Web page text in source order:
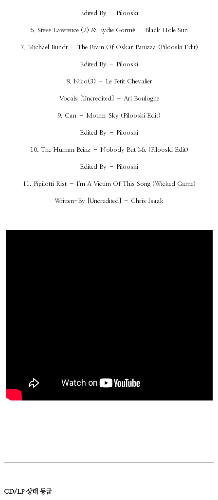
Edited By – Pilooski
6. Steve Lawrence (2) & Eydie Gormé – Black Hole Sun
7. Michael Bundt – The Brain Of Oskar Panizza (Pilooski Edit)
Edited By – Pilooski
8. Nico(3) – Le Petit Chevalier
Vocals [Uncredited] – Ari Boulogne
9. Can – Mother Sky (Pilooski Edit)
Edited By – Pilooski
10. The Human Beinz – Nobody But Me (Pilooski Edit)
Edited By – Pilooski
11. Pipilotti Rist – I'm A Victim Of This Song (Wicked Game)
Written-By [Uncredited] – Chris Isaak
CD/LP 상태 등급